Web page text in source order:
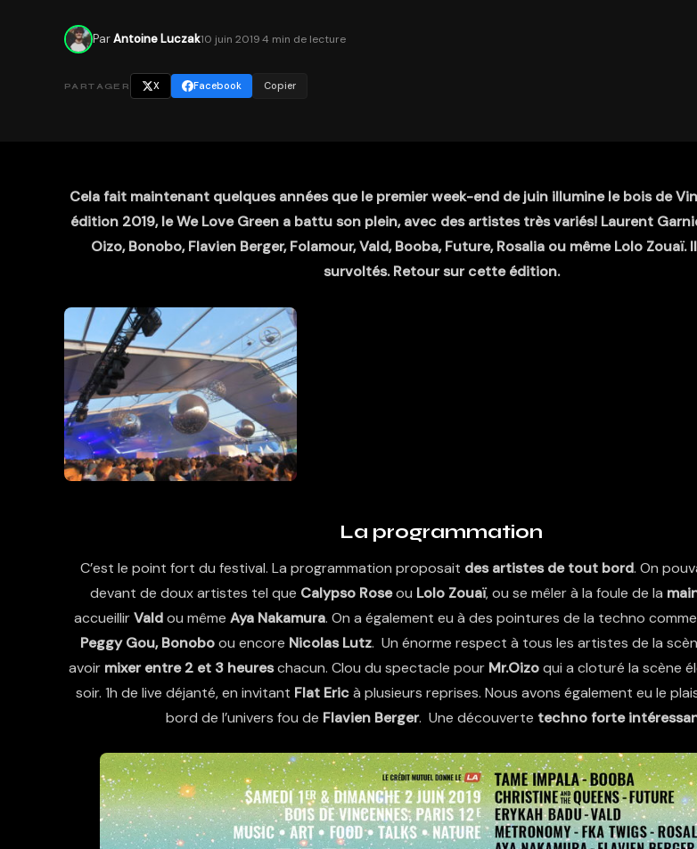
ParAntoine Luczak10 juin 20194 min de lecture
PARTAGER X Facebook Copier
Cela fait maintenant quelques années que le premier week-end de juin illumine le bois de
édition 2019, le We Love Green a battu son plein, avec des artistes très variés! Laurent
Oizo, Bonobo, Flavien Berger, Folamour, Vald, Booba, Future, Rosalia ou même Lolo
survoltés. Retour sur cette édition.
La programmation
C’est le point fort du festival. La programmation proposait des artistes de tout bord. On
devant de doux artistes tel que Calypso Roseou Lolo Zouaï, ou se mêler à la foule de la
accueillirValdou même Aya Nakamura. On a également eu à des pointures de la techno comme
Peggy Gou, Bonoboou encore Nicolas Lutz. Un énorme respect à tous les artistes de la
avoir mixer entre 2 et 3 heureschacun. Clou du spectacle pour Mr.Oizoqui a cloturé la scène
soir. 1h de live déjanté, en invitant Flat Ericà plusieurs reprises. Nous avons également eu le
bord de l’univers fou de Flavien Berger. Une découverte techno forte